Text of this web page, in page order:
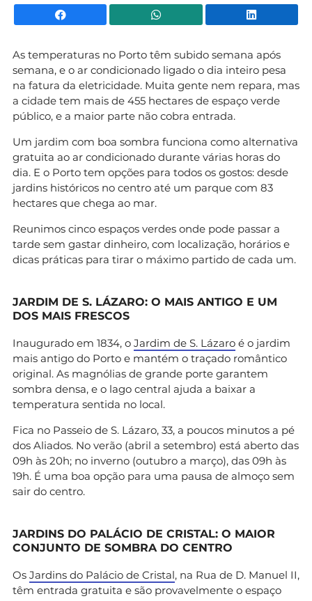
Facebook WhatsApp
As temperaturas no Porto têm subido semana após
semana, e o ar condicionado ligado o dia inteiro pesa
na fatura da eletricidade. Muita gente nem repara, mas
a cidade tem mais de 455 hectares de espaço verde
público, e a maior parte não cobra entrada.
Um jardim com boa sombra funciona como alternativa
gratuita ao ar condicionado durante várias horas do
dia. E o Porto tem opções para todos os gostos: desde
jardins históricos no centro até um parque com 83
hectares que chega ao mar.
Reunimos cinco espaços verdes onde pode passar a
tarde sem gastar dinheiro, com localização, horários e
dicas práticas para tirar o máximo partido de cada um.
JARDIM DE S. LÁZARO: O MAIS ANTIGO E UM
DOS MAIS FRESCOS
Inaugurado em 1834, o Jardim de S. Lázaro é o jardim
mais antigo do Porto e mantém o traçado romântico
original. As magnólias de grande porte garantem
sombra densa, e o lago central ajuda a baixar a
temperatura sentida no local.
Fica no Passeio de S. Lázaro, 33, a poucos minutos a pé
dos Aliados. No verão (abril a setembro) está aberto das
09h às 20h; no inverno (outubro a março), das 09h às
19h. É uma boa opção para uma pausa de almoço sem
sair do centro.
JARDINS DO PALÁCIO DE CRISTAL: O MAIOR
CONJUNTO DE SOMBRA DO CENTRO
Os Jardins do Palácio de Cristal, na Rua de D. Manuel II,
têm entrada gratuita e são provavelmente o espaço